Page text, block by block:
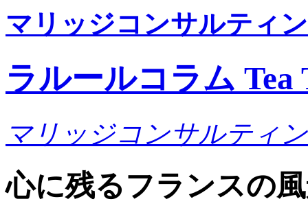
マリッジコンサルティ
ラルールコラム Tea
マリッジコンサルティ
心に残るフランスの